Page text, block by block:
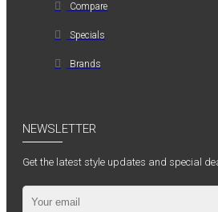
Compare
Specials
Brands
NEWSLETTER
Get the latest style updates and special